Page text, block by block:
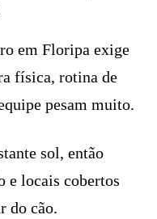
em Floripa exige
física, rotina de
pesam muito.
sol, então
e locais cobertos
do cão.